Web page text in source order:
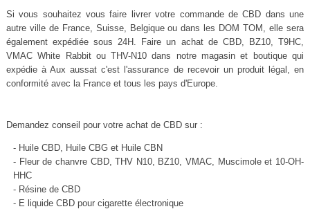
Si vous souhaitez vous faire livrer votre commande de CBD dans une
autre ville de France, Suisse, Belgique ou dans les DOM TOM, elle sera
également expédiée sous 24H. Faire un achat de CBD, BZ10, T9HC,
VMAC White Rabbit ou THV-N10 dans notre magasin et boutique qui
expédie à Aux aussat c'est l'assurance de recevoir un produit légal, en
conformité avec la France et tous les pays d'Europe.
Demandez conseil pour votre achat de CBD sur :
- Huile CBD, Huile CBG et Huile CBN
- Fleur de chanvre CBD, THV N10, BZ10, VMAC, Muscimole et 10-OH-
HHC
- Résine de CBD
- E liquide CBD pour cigarette électronique